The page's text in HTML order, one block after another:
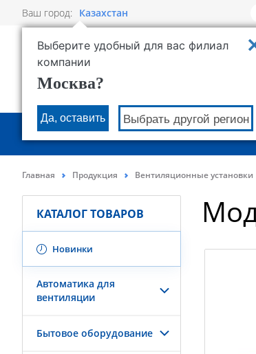
Ваш город: Казахстан
Выберите удобный для вас филиал
компании
Москва?
Да, оставить Выбрать другой регион
РОВЕН
О КОМПАНИИ ПРОДУКЦИЯ
Главная Продукция Вентиляционные установки
КАТАЛОГ ТОВАРОВ
Новинки
Автоматика для
вентиляции
Бытовое оборудование